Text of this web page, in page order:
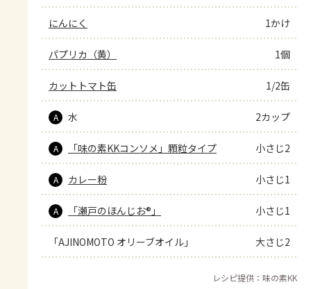
にんにく 1かけ
パプリカ（黄） 1個
カットトマト缶 1/2缶
A 水 2カップ
A 「味の素KKコンソメ」顆粒タイプ 小さじ2
A カレー粉 小さじ1
A 「瀬戸のほんじお®」 小さじ1
「AJINOMOTO オリーブオイル」 大さじ2
レシピ提供：味の素KK